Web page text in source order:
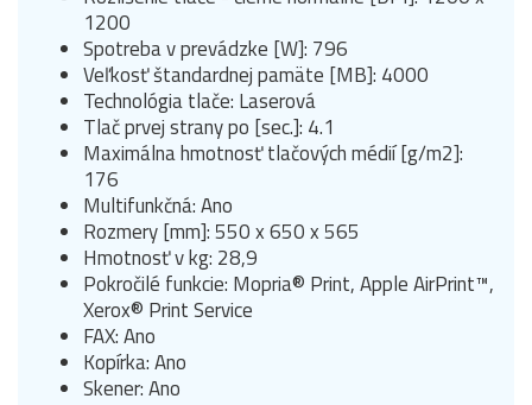
1200
Spotreba v prevádzke [W]: 796
Veľkosť štandardnej pamäte [MB]: 4000
Technológia tlače: Laserová
Tlač prvej strany po [sec.]: 4.1
Maximálna hmotnosť tlačových médií [g/m2]:
176
Multifunkčná: Ano
Rozmery [mm]: 550 x 650 x 565
Hmotnosť v kg: 28,9
Pokročilé funkcie: Mopria® Print, Apple AirPrint™,
Xerox® Print Service
FAX: Ano
Kopírka: Ano
Skener: Ano